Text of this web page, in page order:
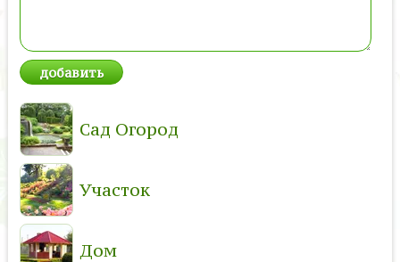
Сад Огород
Участок
Дом